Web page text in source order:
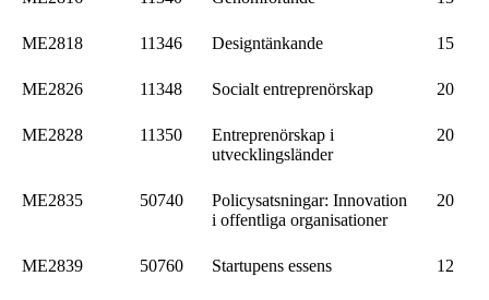
ME2818 11346 Designtänkande 15
ME2826 11348 Socialt entreprenörskap 20
ME2828 11350
Entreprenörskap i
utvecklingsländer
20
ME2835 50740
Policysatsningar: Innovation
i offentliga organisationer
20
ME2839 50760 Startupens essens 12